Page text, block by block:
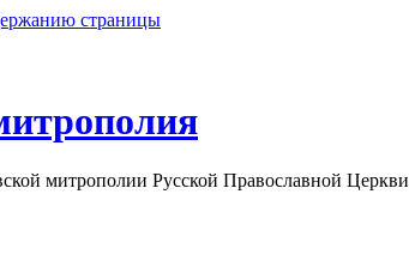
страницы
митрополии Русской Православной Церкви